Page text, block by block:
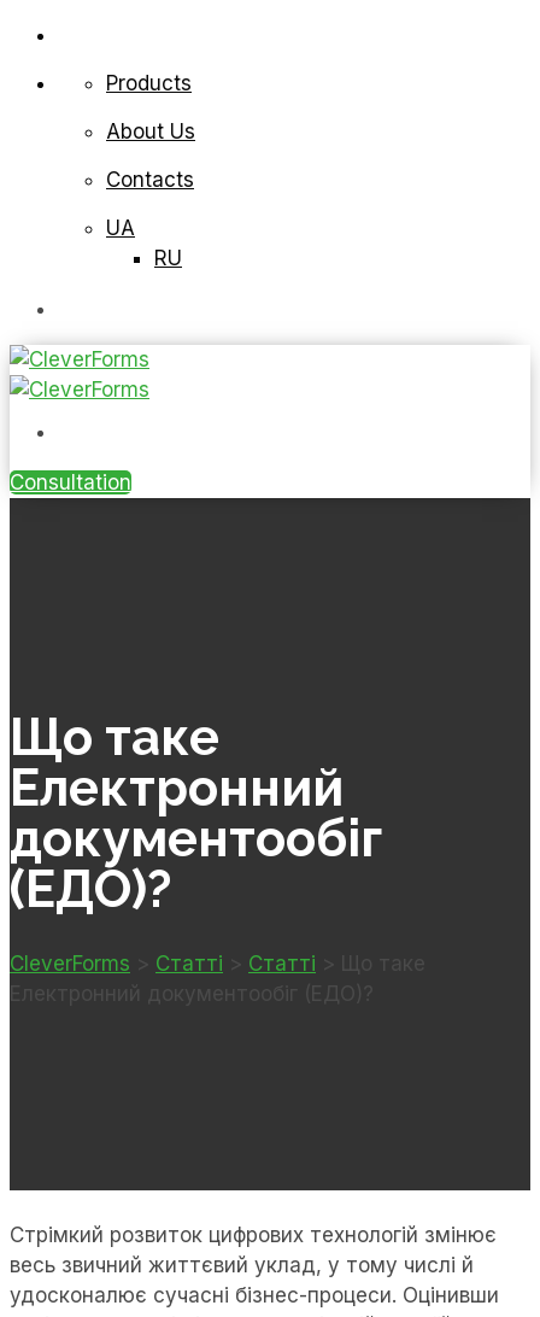
Products
About Us
Contacts
UA
RU
Consultation
Що таке
Електронний
документообіг
(ЕДО)?
CleverForms Статті Статті
Електронний документообіг (ЕДО)?
Стрімкий розвиток цифрових технологій змінює
весь звичний життєвий уклад, у тому числі й
удосконалює сучасні бізнес-процеси. Оцінивши